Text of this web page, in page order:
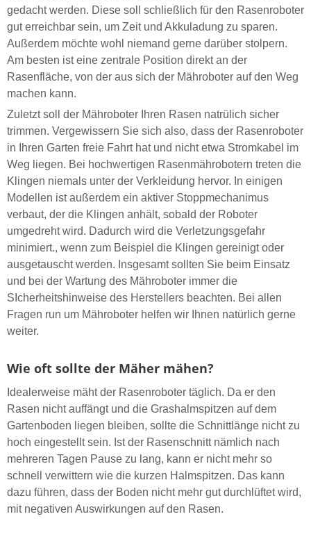
gedacht werden. Diese soll schließlich für den Rasenroboter
gut erreichbar sein, um Zeit und Akkuladung zu sparen.
Außerdem möchte wohl niemand gerne darüber stolpern.
Am besten ist eine zentrale Position direkt an der
Rasenfläche, von der aus sich der Mähroboter auf den Weg
machen kann.
Zuletzt soll der Mähroboter Ihren Rasen natrülich sicher
trimmen. Vergewissern Sie sich also, dass der Rasenroboter
in Ihren Garten freie Fahrt hat und nicht etwa Stromkabel im
Weg liegen. Bei hochwertigen Rasenmährobotern treten die
Klingen niemals unter der Verkleidung hervor. In einigen
Modellen ist außerdem ein aktiver Stoppmechanimus
verbaut, der die Klingen anhält, sobald der Roboter
umgedreht wird. Dadurch wird die Verletzungsgefahr
minimiert., wenn zum Beispiel die Klingen gereinigt oder
ausgetauscht werden. Insgesamt sollten Sie beim Einsatz
und bei der Wartung des Mähroboter immer die
SIcherheitshinweise des Herstellers beachten. Bei allen
Fragen run um Mähroboter helfen wir Ihnen natürlich gerne
weiter.
Wie oft sollte der Mäher mähen?
Idealerweise mäht der Rasenroboter täglich. Da er den
Rasen nicht auffängt und die Grashalmspitzen auf dem
Gartenboden liegen bleiben, sollte die Schnittlänge nicht zu
hoch eingestellt sein. Ist der Rasenschnitt nämlich nach
mehreren Tagen Pause zu lang, kann er nicht mehr so
schnell verwittern wie die kurzen Halmspitzen. Das kann
dazu führen, dass der Boden nicht mehr gut durchlüftet wird,
mit negativen Auswirkungen auf den Rasen.